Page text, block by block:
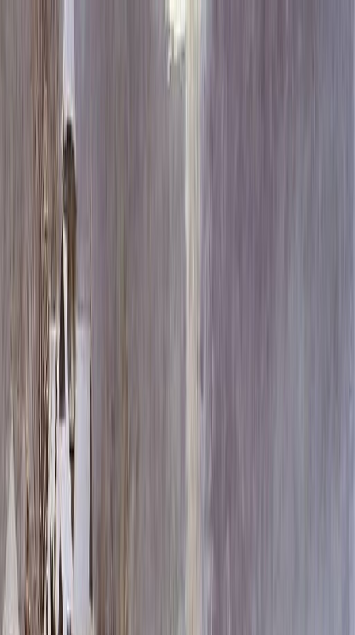
+7 (926) 211 90 79
Обратный звонок
₽
БлогОплата
Скидка 5.00% на Надгробные плиты
Скидка 5.00% на Надгробные плиты
Цоколь ММ5387
Главная / Благоустройство могилы
Итого: 220 670
Быстрый заказ
Цоколь ММ5387
220 670 ₽
Выбор атрибутов